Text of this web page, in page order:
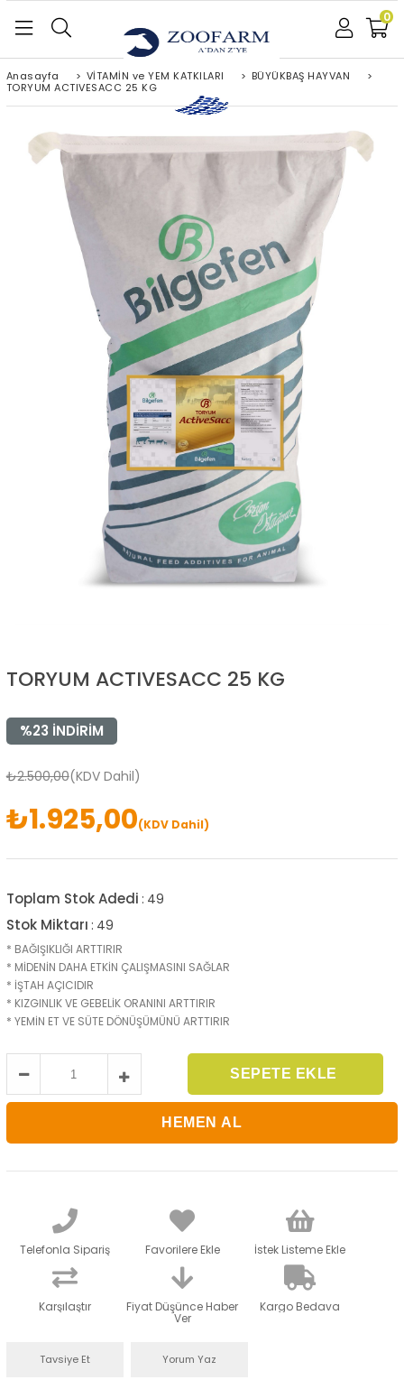
0
Anasayfa > VİTAMİN ve YEM KATKILARI > BÜYÜKBAŞ HAYVAN
>
TORYUM ACTIVESACC 25 KG
TORYUM ACTIVESACC 25 KG
%23 İNDIRIM
₺2.500,00(KDV Dahil)
₺1.925,00(KDV Dahil)
Toplam Stok Adedi : 49
Stok Miktarı : 49
* BAĞIŞIKLIĞI ARTTIRIR
* MİDENİN DAHA ETKİN ÇALIŞMASINI SAĞLAR
* İŞTAH AÇICIDIR
* KIZGINLIK VE GEBELİK ORANINI ARTTIRIR
* YEMİN ET VE SÜTE DÖNÜŞÜMÜNÜ ARTTIRIR
Telefonla Sipariş Favorilere Ekle İstek Listeme Ekle
Karşılaştır Fiyat Düşünce Haber
Ver
Kargo Bedava
Tavsiye Et Yorum Yaz